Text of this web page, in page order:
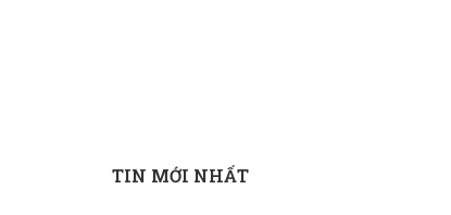
TIN MỚI NHẤT